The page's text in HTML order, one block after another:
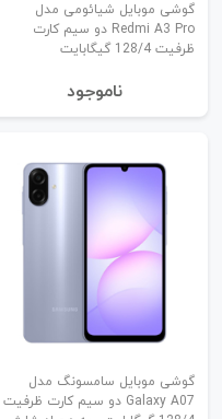
گوشی موبایل شیائومی مدل
Redmi A3 Pro دو سیم کارت
ظرفیت 128/4 گیگابایت
نا‌موجود
گوشی موبایل سامسونگ مدل
Galaxy A07 دو سیم کارت ظرفیت